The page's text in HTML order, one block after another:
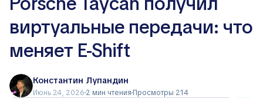
виртуальные передачи: что
меняет E-Shift
Константин Лупандин
Июнь 24, 2026 2 мин чтения Просмотры 214